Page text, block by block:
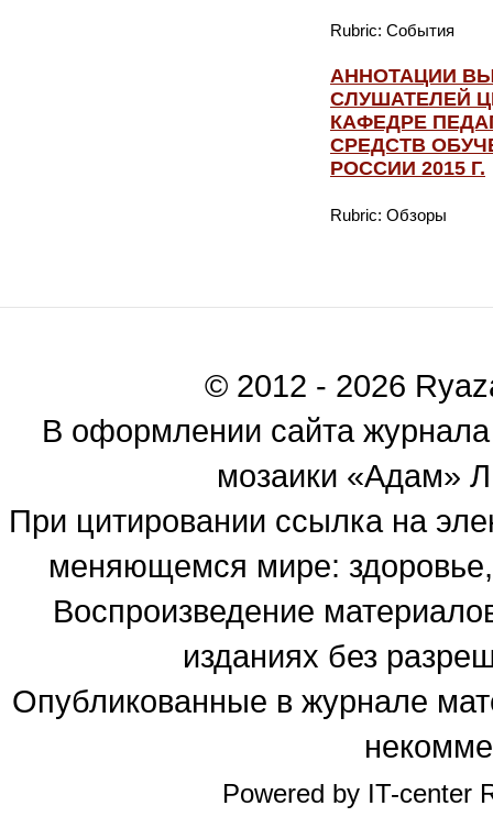
Rubric: События
АННОТАЦИИ
СЛУШАТЕЛЕЙ
КАФЕДРЕ
СРЕДСТВ
РОССИИ 2015 Г.
Rubric: Обзоры
© 2012 - 2026
В оформлении сайта
мозаики «Адам»
При цитировании ссылка на
меняющемся мире: здоровье,
Воспроизведение
изданиях без
Опубликованные в журнале
Powered by IT-center